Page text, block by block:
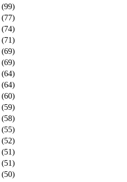
(99)
(77)
(74)
(71)
(69)
(69)
(64)
(64)
(60)
(59)
(58)
(55)
(52)
(51)
(51)
(50)